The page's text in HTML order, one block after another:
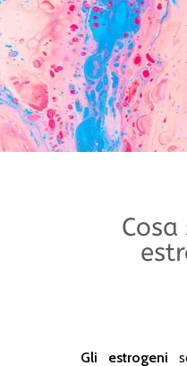
Gli estrogeni